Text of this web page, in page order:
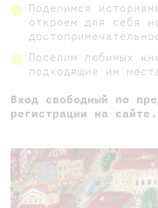
Поделимся
откроем для себя
Поселим любимых
подходящие им
Вход свободный по
регистрации на сайте.